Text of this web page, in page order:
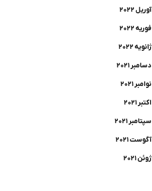
آوریل ۲۰۲۲
فوریه ۲۰۲۲
ژانویه ۲۰۲۲
دسامبر ۲۰۲۱
نوامبر ۲۰۲۱
اکتبر ۲۰۲۱
سپتامبر ۲۰۲۱
آگوست ۲۰۲۱
ژوئن ۲۰۲۱